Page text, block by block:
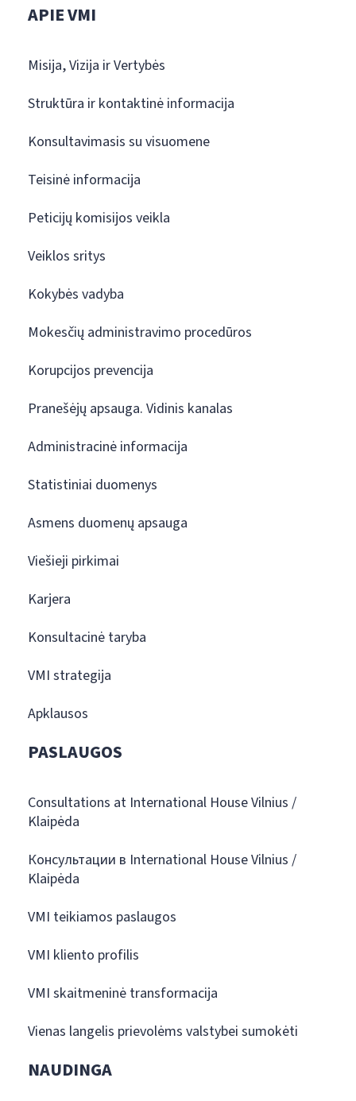
APIE VMI
Misija, Vizija ir Vertybės
Struktūra ir kontaktinė informacija
Konsultavimasis su visuomene
Teisinė informacija
Peticijų komisijos veikla
Veiklos sritys
Kokybės vadyba
Mokesčių administravimo procedūros
Korupcijos prevencija
Pranešėjų apsauga. Vidinis kanalas
Administracinė informacija
Statistiniai duomenys
Asmens duomenų apsauga
Viešieji pirkimai
Karjera
Konsultacinė taryba
VMI strategija
Apklausos
PASLAUGOS
Consultations at International House Vilnius /
Klaipėda
Консультации в International House Vilnius /
Klaipėda
VMI teikiamos paslaugos
VMI kliento profilis
VMI skaitmeninė transformacija
Vienas langelis prievolėms valstybei sumokėti
NAUDINGA